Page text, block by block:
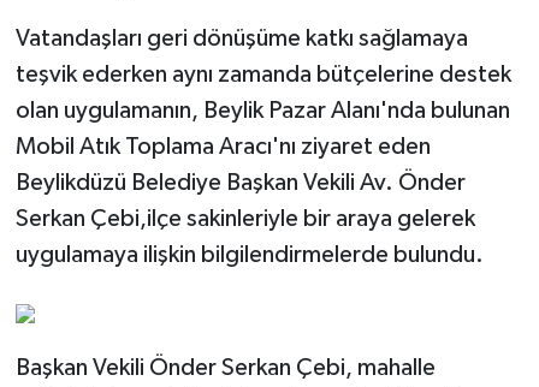
Vatandaşları geri dönüşüme katkı sağlamaya
teşvik ederken aynı zamanda bütçelerine destek
olan uygulamanın, Beylik Pazar Alanı'nda bulunan
Mobil Atık Toplama Aracı'nı ziyaret eden
Beylikdüzü Belediye Başkan Vekili Av. Önder
Serkan Çebi,ilçe sakinleriyle bir araya gelerek
uygulamaya ilişkin bilgilendirmelerde bulundu.
Başkan Vekili Önder Serkan Çebi, mahalle